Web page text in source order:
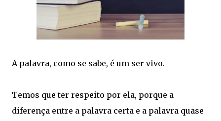
A palavra, como se sabe, é um ser vivo.
Temos que ter respeito por ela, porque a
diferença entre a palavra certa e a palavra quase